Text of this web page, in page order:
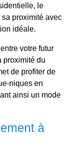
le
proximité avec
idéale.
votre futur
proximité du
de profiter de
niques en
ainsi un mode
à